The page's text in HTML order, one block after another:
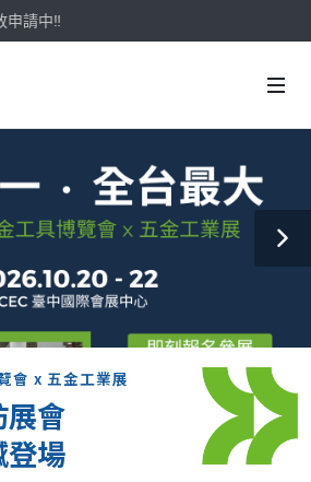
申請中‼️
五金展TiTE x IHT，2026/10/20-22與您在臺
會 x 五金工業展
展會
登場